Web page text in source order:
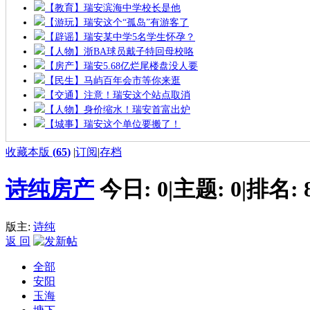
【教育】瑞安滨海中学校长是他
【游玩】瑞安这个“孤岛”有游客了
【辟谣】瑞安某中学5名学生怀孕？
【人物】浙BA球员戴子特回母校咯
【房产】瑞安5.68亿烂尾楼盘没人要
【民生】马屿百年会市等你来逛
【交通】注意！瑞安这个站点取消
【人物】身价缩水！瑞安首富出炉
【城事】瑞安这个单位要搬了！
收藏本版 (65) |订阅|存档
诗纯房产 今日: 0|主题: 0|排名:
版主: 诗纯
返 回
全部
安阳
玉海